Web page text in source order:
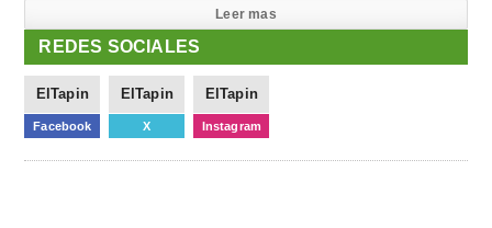
Leer mas
REDES SOCIALES
ElTapin
Facebook
ElTapin
X
ElTapin
Instagram